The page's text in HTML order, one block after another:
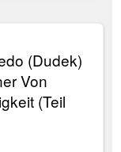
(Dudek)
Von
(Teil